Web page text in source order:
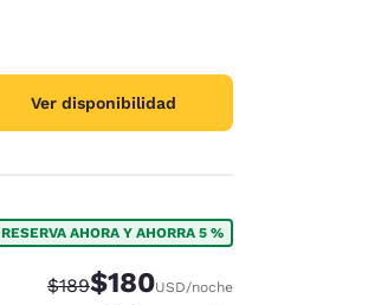
Ver disponibilidad
RESERVA AHORA Y AHORRA 5 %
Precio tachado:
$189Precio con descuento:
$180USD/noche